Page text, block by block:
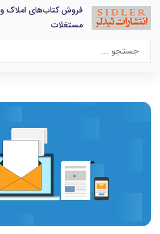
فروش کتاب‌های املاک و
مستغلات